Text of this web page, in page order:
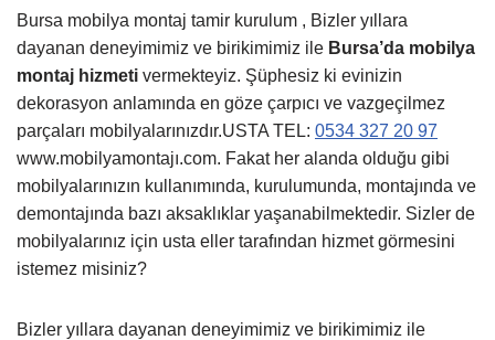
Bursa mobilya montaj tamir kurulum , Bizler yıllara
dayanan deneyimimiz ve birikimimiz ile Bursa’da mobilya
montaj hizmeti vermekteyiz. Şüphesiz ki evinizin
dekorasyon anlamında en göze çarpıcı ve vazgeçilmez
parçaları mobilyalarınızdır.USTA TEL: 0534 327 20 97
www.mobilyamontajı.com. Fakat her alanda olduğu gibi
mobilyalarınızın kullanımında, kurulumunda, montajında ve
demontajında bazı aksaklıklar yaşanabilmektedir. Sizler de
mobilyalarınız için usta eller tarafından hizmet görmesini
istemez misiniz?
Bizler yıllara dayanan deneyimimiz ve birikimimiz ile